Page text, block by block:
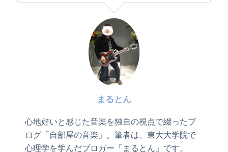
まるとん
心地好いと感じた音楽を独自の視点で綴ったブ
ログ「自部屋の音楽」。筆者は、東大大学院で
心理学を学んだブロガー「まるとん」です。